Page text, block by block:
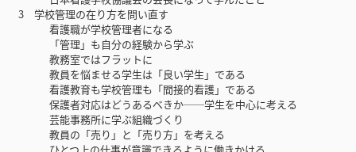
3 学校管理の在り方を問い直す
看護職が学校管理者になる
「管理」も自分の経験から学ぶ
教務室ではフラットに
教員を悩ませる学生は「良い学生」である
看護教育も学校管理も「間接的看護」である
保護者対応はどうあるべきか──学生を中心に考える
芸能事務所に学ぶ組織づくり
教員の「売り」と「売り方」を考える